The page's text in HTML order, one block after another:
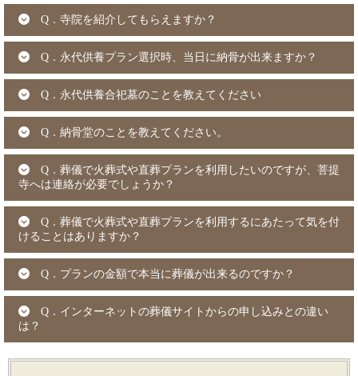
Q．寺院を紹介してもらえますか？
Q．永代供養プラン選択時、当日に納骨が出来ますか？
Q．永代供養合祀墓のことを教えてください
Q．納骨堂のことを教えてください。
Q．葬儀で火葬式や直葬プランを利用したいのですが、菩提
寺へは連絡が必要でしょうか？
Q．葬儀で火葬式や直葬プランを利用するにあたって気を付
けることはありますか？
Q．プランの金額で本当に葬儀が出来るのですか？
Q．インターネットの葬儀サイトからの申し込みとの違い
は？